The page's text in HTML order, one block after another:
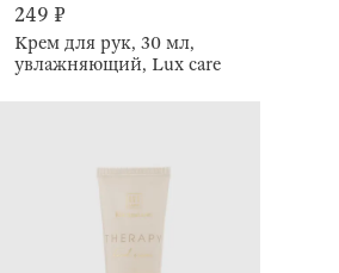
249 ₽
Крем для рук, 30 мл,
увлажняющий, Lux care